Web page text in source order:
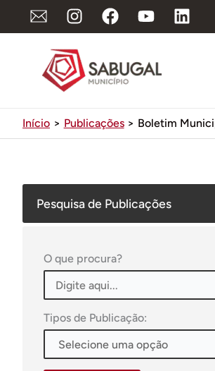
Início Publicações Boletim
Pesquisa de Publicações
O que procura?
Tipos de Publicação: